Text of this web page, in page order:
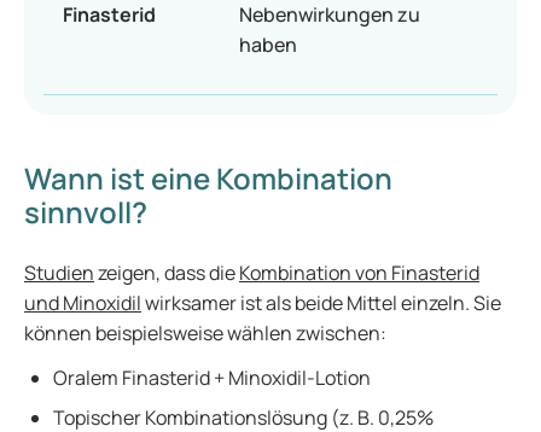
Finasterid
Nebenwirkungen zu
haben
Wann ist eine Kombination
sinnvoll?
Studienzeigen, dass dieKombination von Finasterid
und Minoxidilwirksamer ist als beide Mittel einzeln. Sie
können beispielsweise wählen zwischen:
Oralem Finasterid + Minoxidil-Lotion
Topischer Kombinationslösung (z. B. 0,25%